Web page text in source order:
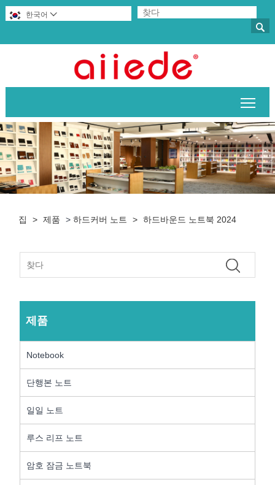

한국어 
집 > 제품 >하드커버 노트 > 하드바운드 노트북 2024
제품
Notebook
단행본 노트
일일 노트
루스 리프 노트
암호 잠금 노트북